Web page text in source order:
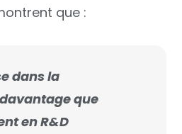
que :
dans la
que
en R&D